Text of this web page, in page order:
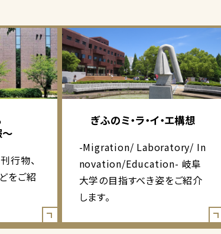
行物、
をご紹
ぎふのミ・ラ・イ・エ構想
-Migration/ Laboratory/ In
novation/Education- 岐阜
大学の目指すべき姿をご紹介
します。